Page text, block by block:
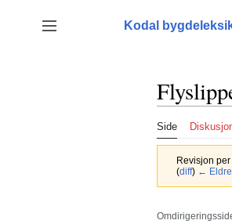
innhold
Vis/skjul sidefelt
Kodal
Side
Revisjon
(diff) ←